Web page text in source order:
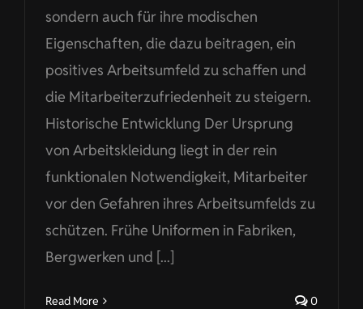
sondern auch für ihre modischen
Eigenschaften, die dazu beitragen, ein
positives Arbeitsumfeld zu schaffen und
die Mitarbeiterzufriedenheit zu steigern.
Historische Entwicklung Der Ursprung
von Arbeitskleidung liegt in der rein
funktionalen Notwendigkeit, Mitarbeiter
vor den Gefahren ihres Arbeitsumfelds zu
schützen. Frühe Uniformen in Fabriken,
Bergwerken und [...]
Read More 0